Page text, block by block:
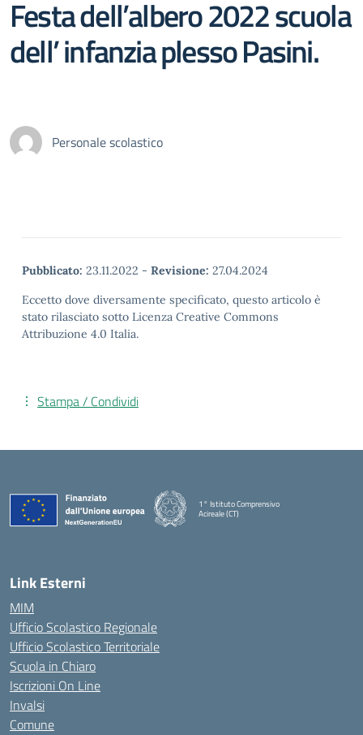
Festa dell’albero 2022 scuola
dell’ infanzia plesso Pasini.
Personale scolastico
Pubblicato: 23.11.2022 - Revisione: 27.04.2024
Eccetto dove diversamente specificato, questo articolo è
stato rilasciato sotto Licenza Creative Commons
Attribuzione 4.0 Italia.
Stampa / Condividi
1° Istituto Comprensivo
Acireale (CT)
Link Esterni
MIM
Ufficio Scolastico Regionale
Ufficio Scolastico Territoriale
Scuola in Chiaro
Iscrizioni On Line
Invalsi
Comune